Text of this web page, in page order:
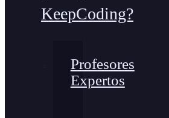
KeepCoding?
Profesores
Expertos